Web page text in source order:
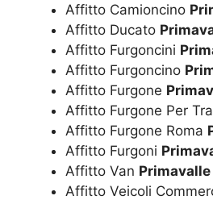
Affitto Camioncino
Affitto Ducato
Affitto Furgoncini
Affitto Furgoncino
Affitto Furgone
Affitto Furgone Per
Affitto Furgone Roma
Affitto Furgoni
Affitto Van Primavalle
Affitto Veicoli